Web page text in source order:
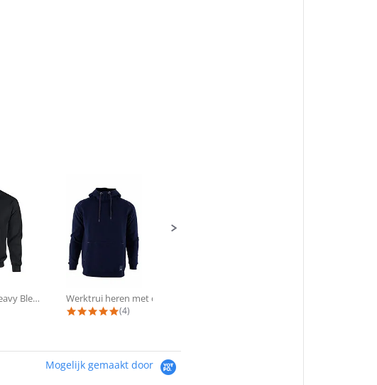
Gildan - 18000 Heavy Blend Sweat |...
rating 5.0 star rating
(4)
Mogelijk gemaakt door